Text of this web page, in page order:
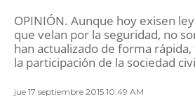
OPINIÓN. Aunque hoy exisen
que velan por la seguridad, no
han actualizado de forma
la participación de la sociedad
jue 17 septiembre 2015 10:49 AM